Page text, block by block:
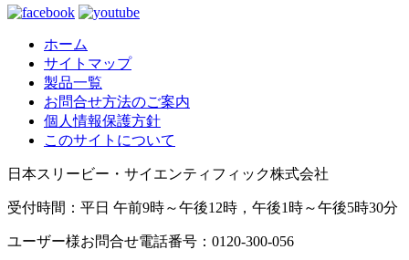
ホーム
サイトマップ
製品一覧
お問合せ方法のご案内
個人情報保護方針
このサイトについて
日本スリービー・サイエンティフィック株式会社
受付時間：平日 午前9時～午後12時，午後1時～午後5時30分
ユーザー様お問合せ電話番号：0120-300-056